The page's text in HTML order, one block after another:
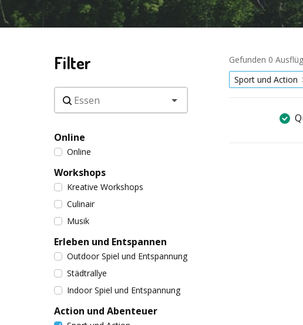
Filter
Online
Online
Workshops
Kreative Workshops
Culinair
Musik
Erleben und Entspannen
Outdoor Spiel und Entspannung
Städtrallye
Indoor Spiel und Entspannung
Action und Abenteuer
Gefunden 0
Sport und Action